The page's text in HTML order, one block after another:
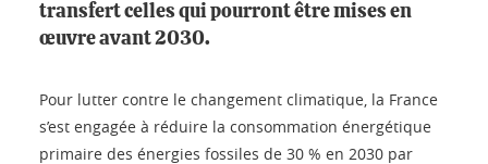
transfert celles qui pourront être mises en
œuvre avant 2030.
Pour lutter contre le changement climatique, la France
s’est engagée à réduire la consommation énergétique
primaire des énergies fossiles de 30 % en 2030 par